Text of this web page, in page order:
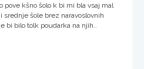
kšno šolo k bi mi bla vsaj mal
srednje šole brez naravoslovnih
bi bilo tolk poudarka na njih..